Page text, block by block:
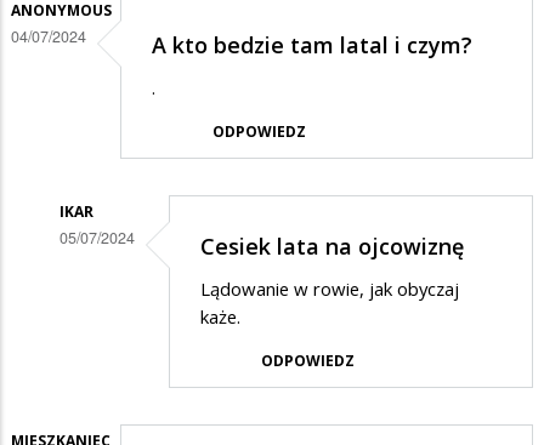
ANONYMOUS
04/07/2024 A kto bedzie tam latal i czym?
.
ODPOWIEDZ
IKAR
05/07/2024 Cesiek lata na ojcowiznę
Lądowanie w rowie, jak obyczaj
każe.
ODPOWIEDZ